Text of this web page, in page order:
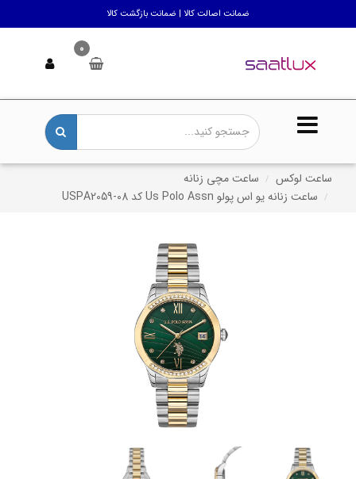
ضمانت اصالت کالا | ضمانت بازگشت کالا
0
ساعت لوکس
ساعت مچی زنانه
ساعت زنانه یو اس پولو Us Polo Assn کد USPA2059-08